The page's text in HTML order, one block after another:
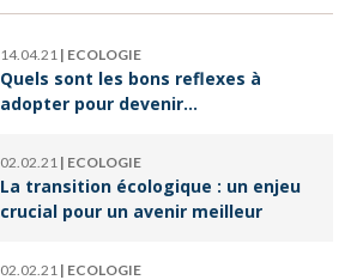
14.04.21 | ECOLOGIE
Quels sont les bons reflexes à
adopter pour devenir
02.02.21 | ECOLOGIE
La transition écologique : un enjeu
crucial pour un avenir meilleur
02.02.21 | ECOLOGIE